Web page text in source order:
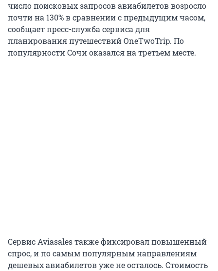
число поисковых запросов авиабилетов возросло
почти на 130% в сравнении с предыдущим часом,
сообщает пресс-служба сервиса для
планирования путешествий OneTwoTrip. По
популярности Сочи оказался на третьем месте.
Сервис Aviasales также фиксировал повышенный
спрос, и по самым популярным направлениям
дешевых авиабилетов уже не осталось. Стоимость